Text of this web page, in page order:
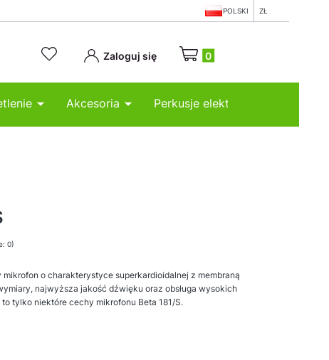
POLSKI ZŁ
Zaloguj się Produkty w koszyku: 0. Zobacz
Akcesoria Perkusje elektroniczne
0)
mikrofon o charakterystyce superkardioidalnej z membraną
najwyższa jakość dźwięku oraz obsługa wysokich
tylko niektóre cechy mikrofonu Beta 181/S.